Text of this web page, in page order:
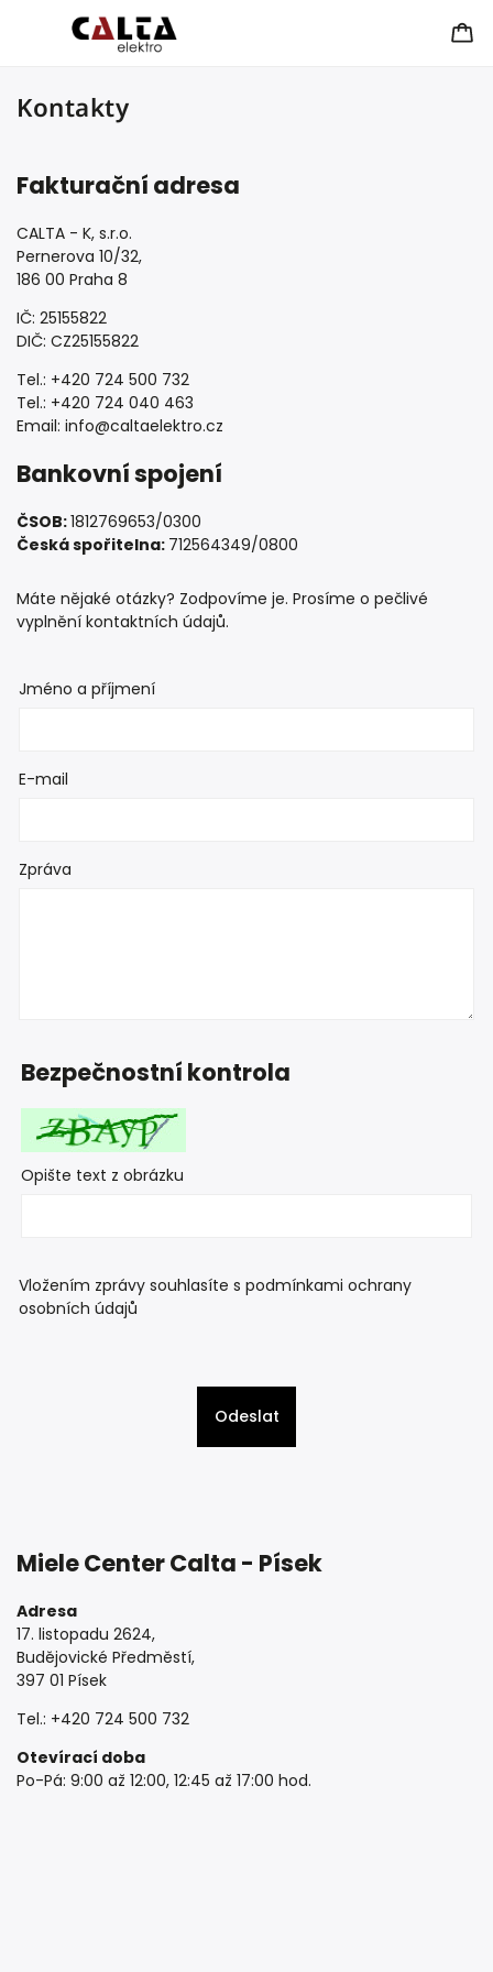
Kontakty
Fakturační adresa
CALTA - K, s.r.o.
Pernerova 10/32,
186 00 Praha 8
IČ: 25155822
DIČ: CZ25155822
Tel.: +420 724 500 732
Tel.: +420 724 040 463
Email: info@caltaelektro.cz
Bankovní spojení
ČSOB:1812769653/0300
Česká spořitelna: 712564349/0800
Máte nějaké otázky? Zodpovíme je. Prosíme o pečlivé
vyplnění kontaktních údajů.
Jméno a příjmení
E-mail
Zpráva
Bezpečnostní kontrola
Opište text z obrázku
Vložením zprávy souhlasíte s podmínkami ochrany
osobních údajů
Odeslat
Miele Center Calta - Písek
Adresa
17. listopadu 2624,
Budějovické Předměstí,
397 01 Písek
Tel.: +420 724 500 732
Otevírací doba
Po-Pá: 9:00 až 12:00, 12:45 až 17:00 hod.